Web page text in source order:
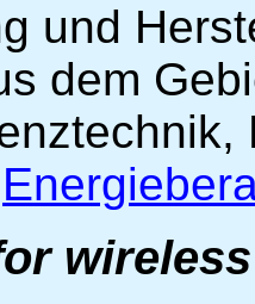
und
dem